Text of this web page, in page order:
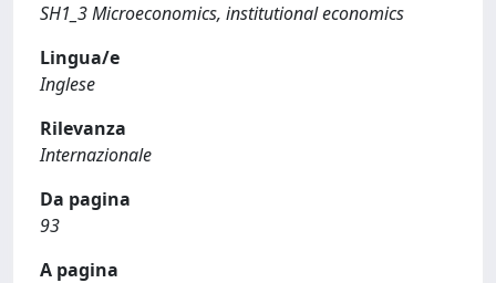
SH1_3 Microeconomics, institutional economics
Lingua/e
Inglese
Rilevanza
Internazionale
Da pagina
93
A pagina